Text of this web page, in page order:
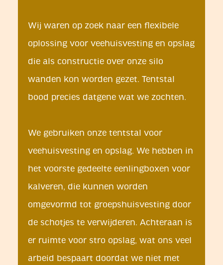
Wij waren op zoek naar een flexibele
oplossing voor veehuisvesting en opslag
die als constructie over onze silo
wanden kon worden gezet. Tentstal
bood precies datgene wat we zochten.
We gebruiken onze tentstal voor
veehuisvesting en opslag. We hebben in
het voorste gedeelte eenlingboxen voor
kalveren, die kunnen worden
omgevormd tot groepshuisvesting door
de schotjes te verwijderen. Achteraan is
er ruimte voor stro opslag, wat ons veel
arbeid bespaart doordat we niet met